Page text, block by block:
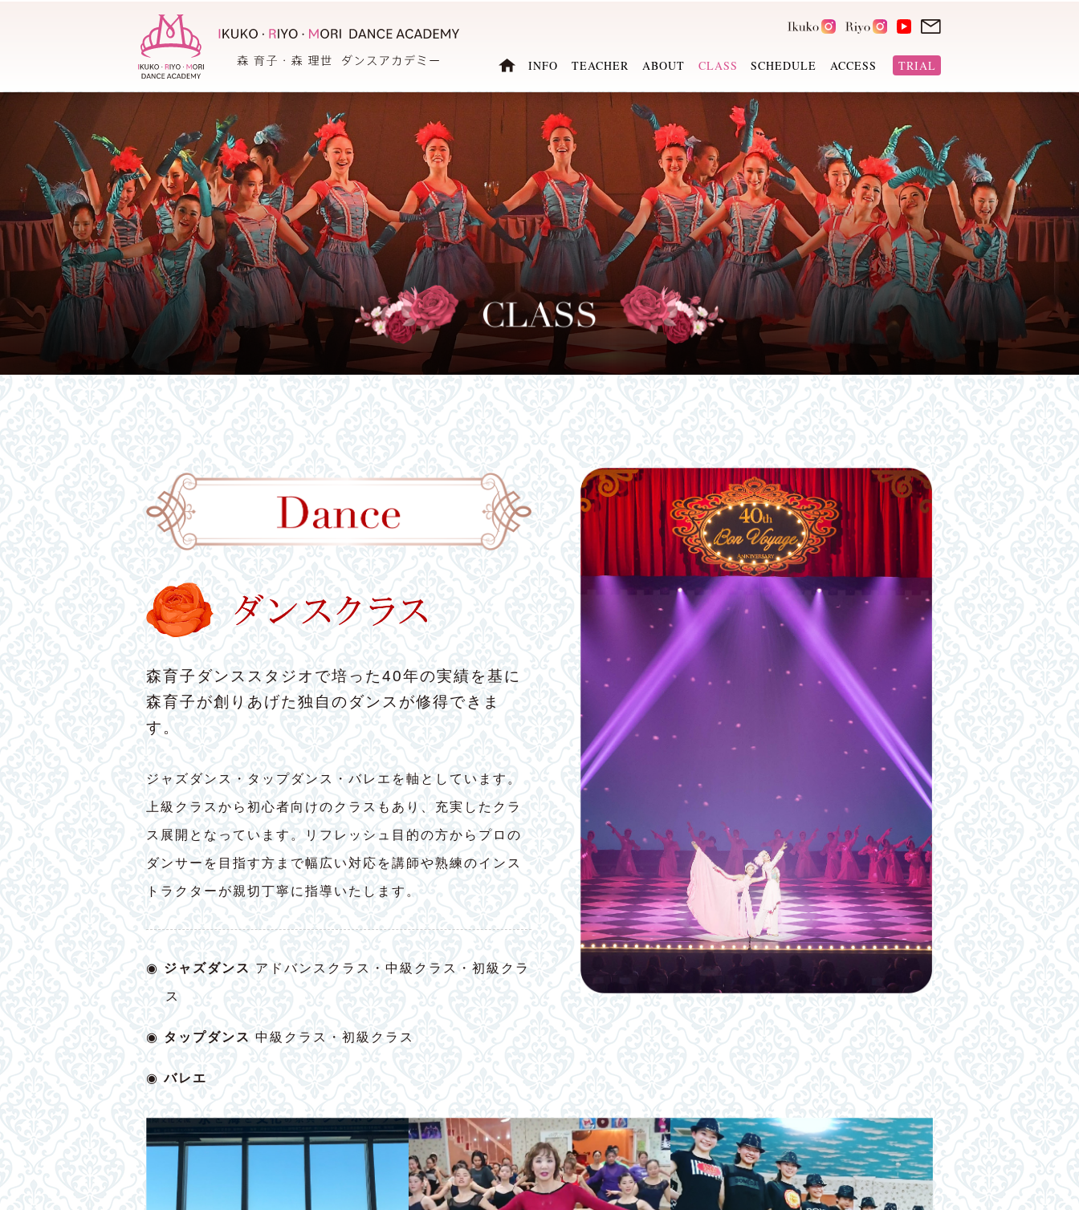
INFO TEACHER ABOUT CLASS SCHEDULE ACCESS TRIAL
森育子ダンススタジオで培った40年の実績を基に
森育子が創りあげた独自のダンスが修得できま
す。
ジャズダンス・タップダンス・バレエを軸としています。
上級クラスから初心者向けのクラスもあり、充実したクラ
ス展開となっています。リフレッシュ目的の方からプロの
ダンサーを目指す方まで幅広い対応を講師や熟練のインス
トラクターが親切丁寧に指導いたします。
◉ ジャズダンスアドバンスクラス・中級クラス・初級クラ
ス
◉ タップダンス 中級クラス・初級クラス
◉バレエ